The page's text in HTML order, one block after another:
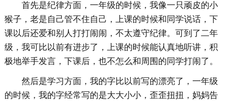
首先是纪律方面，一年级的时候，我像一只顽皮的小
猴子，老是自己管不住自己，上课的时候和同学说话，下
课以后还爱和别人打打闹闹，不太遵守纪律。可到了二年
级，我可比以前有进步了，上课的时候能认真地听讲，积
极地举手发言，下课后，也不怎么和周围的同学打闹了。
然后是学习方面，我的字比以前写的漂亮了，一年级
的时候，我的字经常写的是大大小小，歪歪扭扭，妈妈告